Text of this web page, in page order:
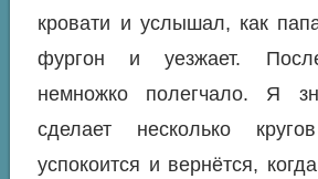
кровати и услышал, как
фургон и уезжает.
немножко полегчало. Я
сделает несколько
успокоится и вернётся,